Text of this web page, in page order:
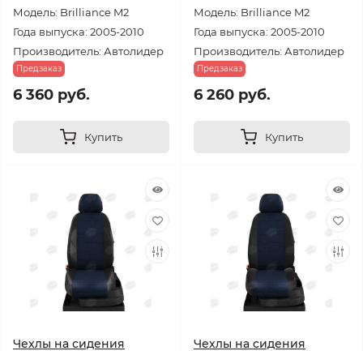
Модель: Brilliance M2
Года выпуска: 2005-2010
Производитель: Автолидер
Предзаказ
6 360 руб.
Купить
Модель: Brilliance M2
Года выпуска: 2005-2010
Производитель: Автолидер
Предзаказ
6 260 руб.
Купить
Чехлы на сидения Чехлы на сидения